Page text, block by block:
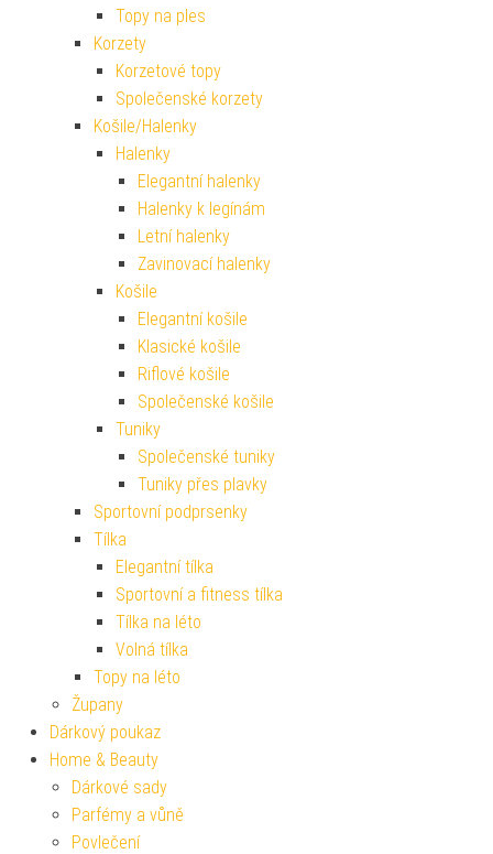
Topy na ples
Korzety
Korzetové topy
Společenské korzety
Košile/Halenky
Halenky
Elegantní halenky
Halenky k legínám
Letní halenky
Zavinovací halenky
Košile
Elegantní košile
Klasické košile
Riflové košile
Společenské košile
Tuniky
Společenské tuniky
Tuniky přes plavky
Sportovní podprsenky
Tílka
Elegantní tílka
Sportovní a fitness tílka
Tílka na léto
Volná tílka
Topy na léto
Župany
Dárkový poukaz
Home & Beauty
Dárkové sady
Parfémy a vůně
Povlečení